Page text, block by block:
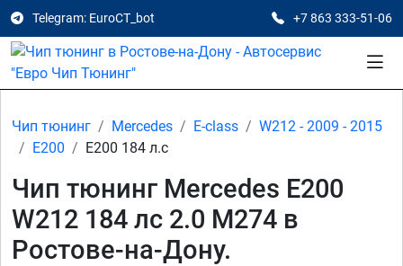
Telegram: EuroCT_bot +7 863 333-51-06
Чип тюнинг Mercedes E-class
W212 - 2009 - 2015
E200
E200 184 л.с
Чип тюнинг Mercedes E200
W212 184 лс 2.0 M274 в
Ростове-на-Дону.